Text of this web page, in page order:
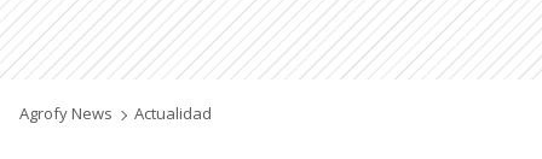
Agrofy News Actualidad